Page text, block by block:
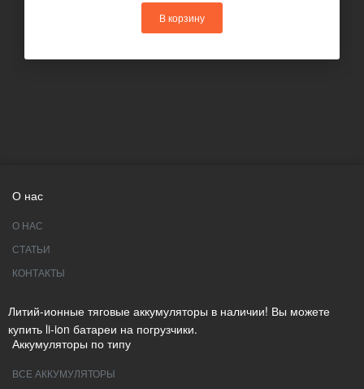
В корзину
О нас
О НАС
СТАТЬИ
КОНТАКТЫ
Литий-ионные тяговые аккумуляторы в наличии! Вы можете
купить li-ion батареи на погрузчики.
Аккумуляторы по типу
ВСЕ АККУМУЛЯТОРЫ